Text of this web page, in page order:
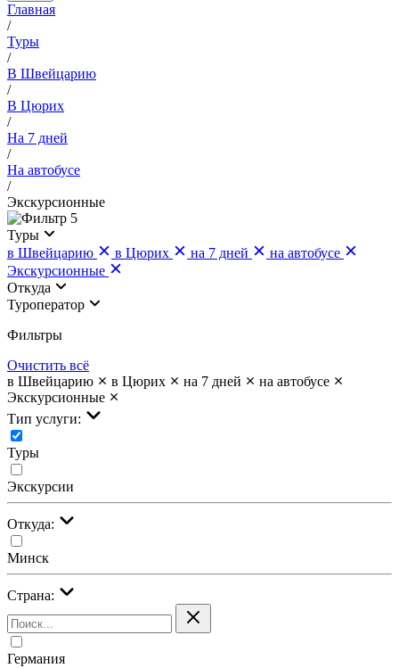
Главная
/
Туры
/
В Швейцарию
/
В Цюрих
/
На 7 дней
/
На автобусе
/
Экскурсионные
5
Туры
в Швейцарию
в Цюрих на 7 дней
на автобусе
Экскурсионные
Откуда
Туроператор
Фильтры
Очистить всё
в Швейцарию
в Цюрих на 7 дней
на автобусе
Экскурсионные
Тип услуги:
Туры
Экскурсии
Откуда:
Минск
Страна:
Германия